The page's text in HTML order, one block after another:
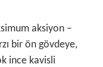
aksiyon –
bir ön gövdeye,
ince kavisli